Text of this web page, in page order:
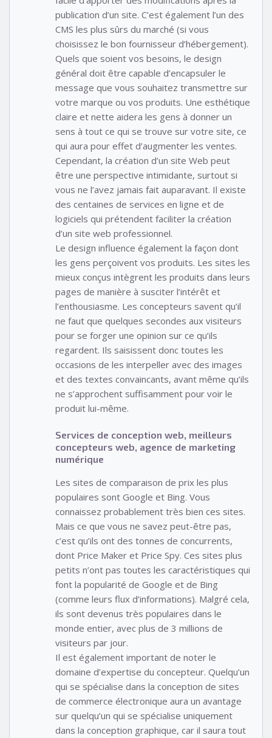
publication d’un site. C’est également l’un des
CMS les plus sûrs du marché (si vous
choisissez le bon fournisseur d’hébergement).
Quels que soient vos besoins, le design
général doit être capable d’encapsuler le
message que vous souhaitez transmettre sur
votre marque ou vos produits. Une esthétique
claire et nette aidera les gens à donner un
sens à tout ce qui se trouve sur votre site, ce
qui aura pour effet d’augmenter les ventes.
Cependant, la création d’un site Web peut
être une perspective intimidante, surtout si
vous ne l’avez jamais fait auparavant. Il existe
des centaines de services en ligne et de
logiciels qui prétendent faciliter la création
d’un site web professionnel.
Le design influence également la façon dont
les gens perçoivent vos produits. Les sites les
mieux conçus intègrent les produits dans leurs
pages de manière à susciter l’intérêt et
l’enthousiasme. Les concepteurs savent qu’il
ne faut que quelques secondes aux visiteurs
pour se forger une opinion sur ce qu’ils
regardent. Ils saisissent donc toutes les
occasions de les interpeller avec des images
et des textes convaincants, avant même qu’ils
ne s’approchent suffisamment pour voir le
produit lui-même.
Services de conception web, meilleurs
concepteurs web, agence de marketing
numérique
Les sites de comparaison de prix les plus
populaires sont Google et Bing. Vous
connaissez probablement très bien ces sites.
Mais ce que vous ne savez peut-être pas,
c’est qu’ils ont des tonnes de concurrents,
dont Price Maker et Price Spy. Ces sites plus
petits n’ont pas toutes les caractéristiques qui
font la popularité de Google et de Bing
(comme leurs flux d’informations). Malgré cela,
ils sont devenus très populaires dans le
monde entier, avec plus de 3 millions de
visiteurs par jour.
Il est également important de noter le
domaine d’expertise du concepteur. Quelqu’un
qui se spécialise dans la conception de sites
de commerce électronique aura un avantage
sur quelqu’un qui se spécialise uniquement
dans la conception graphique, car il saura tout